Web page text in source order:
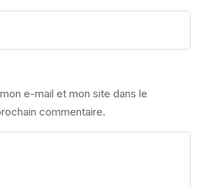
e-mail et mon site dans le
commentaire.